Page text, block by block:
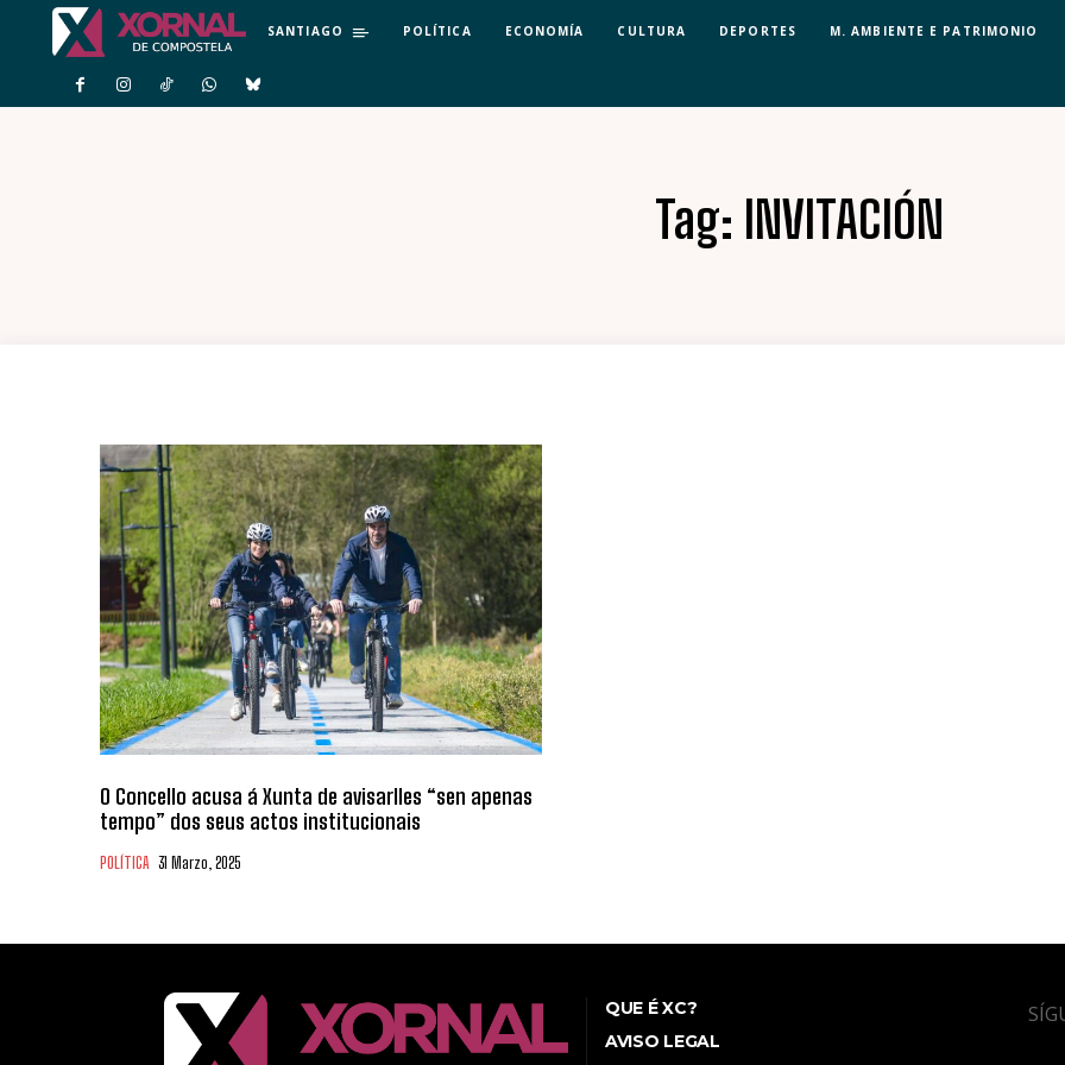
SANTIAGO POLÍTICA ECONOMÍA CULTURA DEPORTES M. AMBIENTE E PATRIMONIO
Tag: INVITACIÓN
O Concello acusa á Xunta de avisarlles “sen apenas
tempo” dos seus actos institucionais
POLÍTICA 31 Marzo, 2025
QUE É XC?
AVISO LEGAL